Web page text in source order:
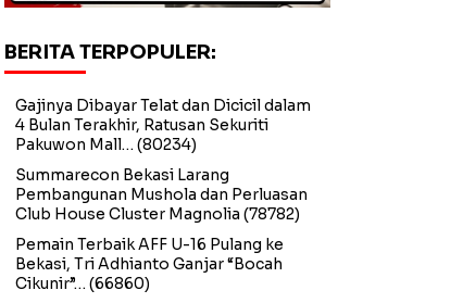
BERITA TERPOPULER:
Gajinya Dibayar Telat dan Dicicil dalam
4 Bulan Terakhir, Ratusan Sekuriti
Pakuwon Mall… (80234)
Summarecon Bekasi Larang
Pembangunan Mushola dan Perluasan
Club House Cluster Magnolia (78782)
Pemain Terbaik AFF U-16 Pulang ke
Bekasi, Tri Adhianto Ganjar “Bocah
Cikunir”… (66860)